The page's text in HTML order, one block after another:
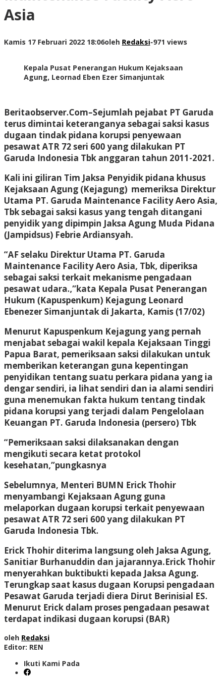
Asia
Kamis 17 Februari 2022 18:06oleh Redaksi-971 views
Kepala Pusat Penerangan Hukum Kejaksaan
Agung, Leornad Eben Ezer Simanjuntak
Beritaobserver.Com–Sejumlah pejabat PT Garuda
terus dimintai keteranganya sebagai saksi kasus
dugaan tindak pidana korupsi penyewaan
pesawat ATR 72 seri 600 yang dilakukan PT
Garuda Indonesia Tbk anggaran tahun 2011-2021.
Kali ini giliran Tim Jaksa Penyidik pidana khusus
Kejaksaan Agung (Kejagung) memeriksa Direktur
Utama PT. Garuda Maintenance Facility Aero Asia,
Tbk sebagai saksi kasus yang tengah ditangani
penyidik yang dipimpin Jaksa Agung Muda Pidana
(Jampidsus) Febrie Ardiansyah.
“AF selaku Direktur Utama PT. Garuda
Maintenance Facility Aero Asia, Tbk, diperiksa
sebagai saksi terkait mekanisme pengadaan
pesawat udara.,”kata Kepala Pusat Penerangan
Hukum (Kapuspenkum) Kejagung Leonard
Ebenezer Simanjuntak di Jakarta, Kamis (17/02)
Menurut Kapuspenkum Kejagung yang pernah
menjabat sebagai wakil kepala Kejaksaan Tinggi
Papua Barat, pemeriksaan saksi dilakukan untuk
memberikan keterangan guna kepentingan
penyidikan tentang suatu perkara pidana yang ia
dengar sendiri, ia lihat sendiri dan ia alami sendiri
guna menemukan fakta hukum tentang tindak
pidana korupsi yang terjadi dalam Pengelolaan
Keuangan PT. Garuda Indonesia (persero) Tbk
“Pemeriksaan saksi dilaksanakan dengan
mengikuti secara ketat protokol
kesehatan,”pungkasnya
Sebelumnya, Menteri BUMN Erick Thohir
menyambangi Kejaksaan Agung guna
melaporkan dugaan korupsi terkait penyewaan
pesawat ATR 72 seri 600 yang dilakukan PT
Garuda Indonesia Tbk.
Erick Thohir diterima langsung oleh Jaksa Agung,
Sanitiar Burhanuddin dan jajarannya.Erick Thohir
menyerahkan buktibukti kepada Jaksa Agung.
Terungkap saat kasus dugaan Korupsi pengadaan
Pesawat Garuda terjadi diera Dirut Berinisial ES.
Menurut Erick dalam proses pengadaan pesawat
terdapat indikasi dugaan korupsi (BAR)
oleh Redaksi
Editor: REN
Ikuti Kami Pada